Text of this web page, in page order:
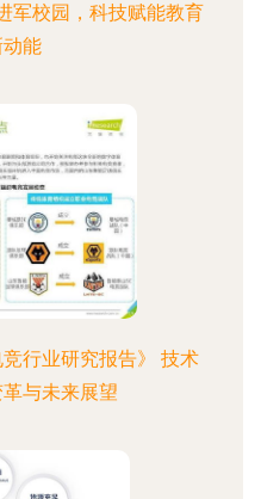
军校园，科技赋能教育
能
竞行业研究报告》 技术
与未来展望